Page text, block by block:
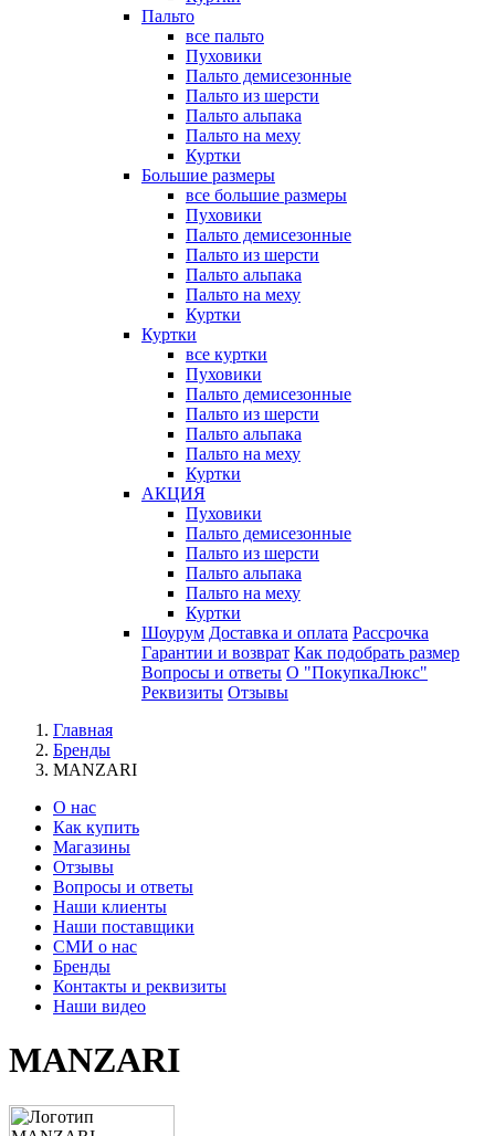
Пальто
все пальто
Пуховики
Пальто демисезонные
Пальто из шерсти
Пальто альпака
Пальто на меху
Куртки
Большие размеры
все большие размеры
Пуховики
Пальто демисезонные
Пальто из шерсти
Пальто альпака
Пальто на меху
Куртки
Куртки
все куртки
Пуховики
Пальто демисезонные
Пальто из шерсти
Пальто альпака
Пальто на меху
Куртки
АКЦИЯ
Пуховики
Пальто демисезонные
Пальто из шерсти
Пальто альпака
Пальто на меху
Куртки
Шоурум Доставка и оплата Рассрочка
Гарантии и возврат Как подобрать размер
Вопросы и ответы О "ПокупкаЛюкс"
Реквизиты Отзывы
Главная
Бренды
MANZARI
О нас
Как купить
Магазины
Отзывы
Вопросы и ответы
Наши клиенты
Наши поставщики
СМИ о нас
Бренды
Контакты и реквизиты
Наши видео
MANZARI